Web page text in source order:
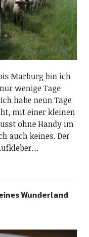
Marburg bin ich
wenige Tage
habe neun Tage
mit einer kleinen
ohne Handy im
auch keines. Der
Wunderland